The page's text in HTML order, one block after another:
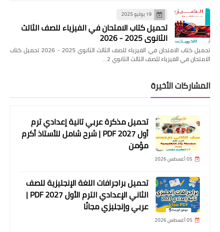
19 يوليو 2025
تحميل كتاب الامتحان في الفيزياء للصف الثالث
الثانوي 2025 - 2026
تحميل كتاب الامتحان في الفيزياء للصف الثالث الثانوي 2025 - 2026 تحميل كتاب
الامتحان في الفيزياء للصف الثالث الثانوي 2…
المشاركات الأخيرة
تحميل مذكرة عربي تانية إعدادي ترم
أول 2027 PDF | شرح شامل للأستاذ أكرم
مؤمن
05 أغسطس 2026
تحميل براجرافات اللغة الإنجليزية للصف
الثاني الإعدادي الترم الأول 2027 PDF |
عربي وإنجليزي مجانًا
05 أغسطس 2026